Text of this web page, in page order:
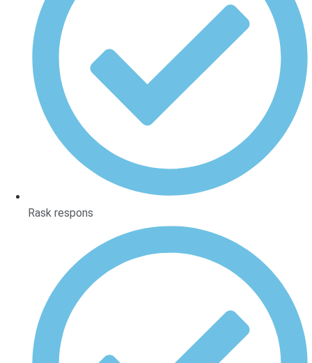
Rask respons